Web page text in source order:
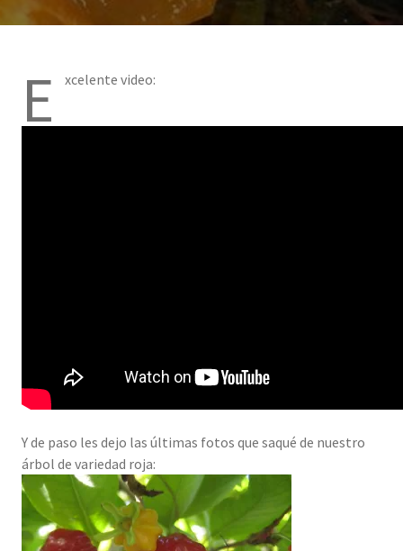
E xcelente video:
Y de paso les dejo las últimas fotos que saqué de nuestro
árbol de variedad roja: